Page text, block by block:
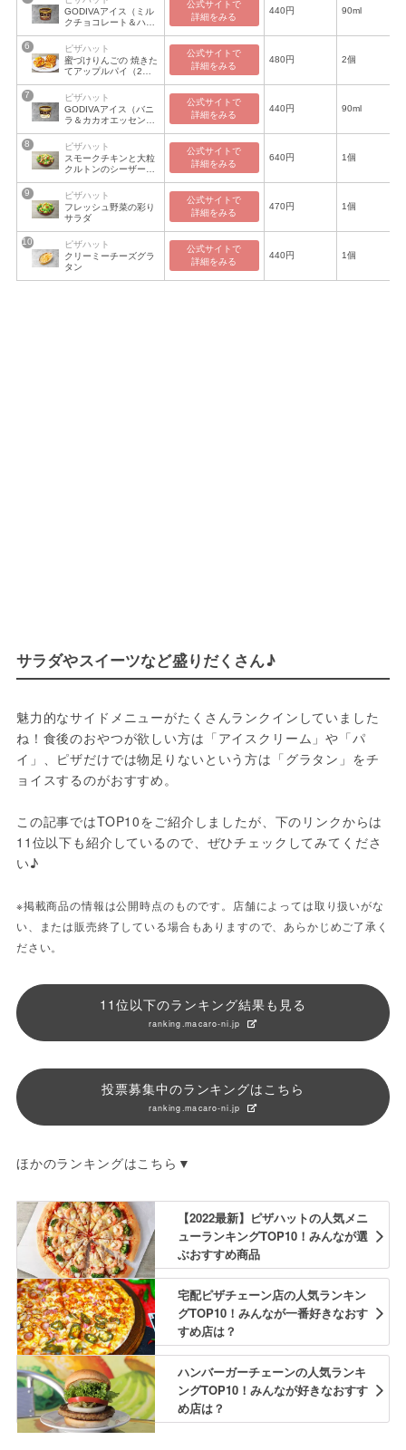
GODIVAアイス（ミル
クチョコレート＆ハー
トチップ）
公式サイトで
詳細をみる
440円 90ml
ピザハット
蜜づけりんごの 焼きた
てアップルパイ（2個
入り）
公式サイトで
詳細をみる
480円 2個
ピザハット
GODIVAアイス（バニ
ラ＆カカオエッセン
ス）
公式サイトで
詳細をみる
440円 90ml
ピザハット
スモークチキンと大粒
クルトンのシーザーサ
ラダ
公式サイトで
詳細をみる
640円 1個
ピザハット
フレッシュ野菜の彩り
サラダ
公式サイトで
詳細をみる
470円 1個
ピザハット
クリーミーチーズグラ
タン
公式サイトで
詳細をみる
440円 1個
サラダやスイーツなど盛りだくさん♪
魅力的なサイドメニューがたくさんランクインしていました
ね！食後のおやつが欲しい方は「アイスクリーム」や「パ
イ」、ピザだけでは物足りないという方は「グラタン」をチ
ョイスするのがおすすめ。
この記事ではTOP10をご紹介しましたが、下のリンクからは
11位以下も紹介しているので、ぜひチェックしてみてくださ
い♪
※掲載商品の情報は公開時点のものです。店舗によっては取り扱いがな
い、または販売終了している場合もありますので、あらかじめご了承く
ださい。
11位以下のランキング結果も見る
ranking.macaro-ni.jp
投票募集中のランキングはこちら
ranking.macaro-ni.jp
ほかのランキングはこちら▼
【2022最新】ピザハットの人気メニ
ューランキングTOP10！みんなが選
ぶおすすめ商品
宅配ピザチェーン店の人気ランキン
グTOP10！みんなが一番好きなおす
すめ店は？
ハンバーガーチェーンの人気ランキ
ングTOP10！みんなが好きなおすす
め店は？